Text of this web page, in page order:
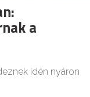
a
idén nyáron